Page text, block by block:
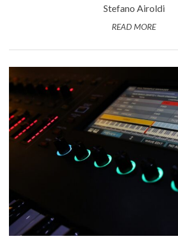
Stefano Airoldi
READ MORE